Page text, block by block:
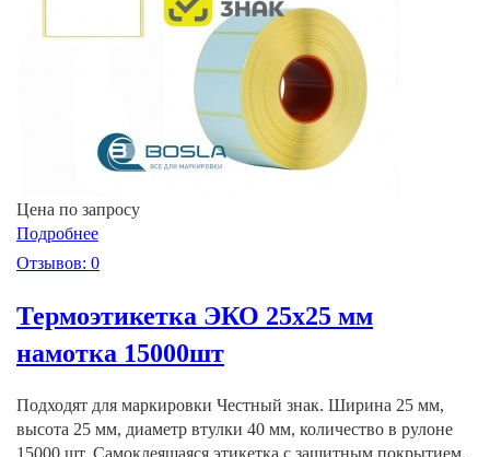
Цена по запросу
Подробнее
Отзывов: 0
Термоэтикетка ЭКО 25х25 мм
намотка 15000шт
Подходят для маркировки Честный знак. Ширина 25 мм,
высота 25 мм, диаметр втулки 40 мм, количество в рулоне
15000 шт. Самоклеящаяся этикетка с защитным покрытием.